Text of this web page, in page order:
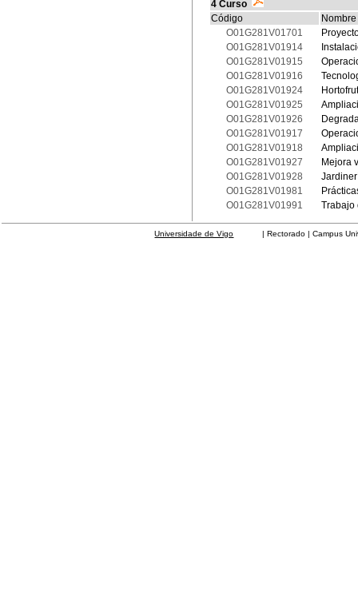
4 Curso
Código
Nombre
O01G281V01701
O01G281V01914
O01G281V01915
O01G281V01916
O01G281V01924
O01G281V01925
O01G281V01926
O01G281V01917
O01G281V01918
O01G281V01927
Mejora
O01G281V01928
O01G281V01981
O01G281V01991
Trabajo
Universidade de Vigo | Rectorado | Campus